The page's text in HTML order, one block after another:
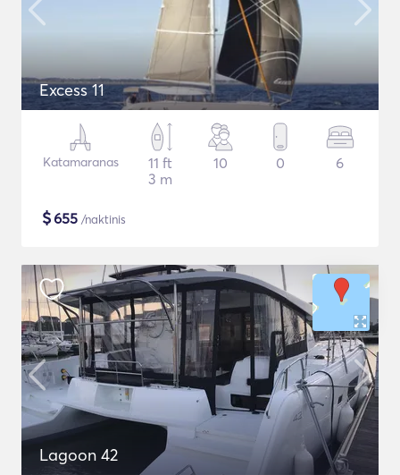
Excess 11
Katamaranas
11 ft
3 m
10 0 6
$655 /naktinis
Lagoon 42